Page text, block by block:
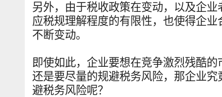
另外，由于税收政策在变动，以及企
应税规理解程度的有限性，也使得企
不断变动。
即使如此，企业要想在竞争激烈残酷
还是要尽量的规避税务风险，那企业
避税务风险呢？